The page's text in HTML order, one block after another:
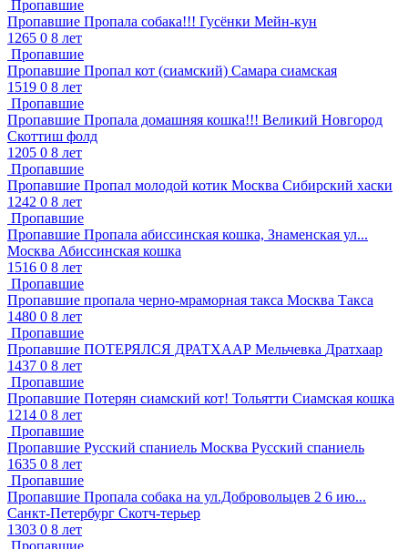
Пропавшие
Пропавшие Пропала собака!!! Гусёнки Мейн-кун
1265 0 8 лет
Пропавшие
Пропавшие Пропал кот (сиамский) Самара сиамская
1519 0 8 лет
Пропавшие
Пропавшие Пропала домашняя кошка!!! Великий Новгород
Скоттиш фолд
1205 0 8 лет
Пропавшие
Пропавшие Пропал молодой котик Москва Сибирский хаски
1242 0 8 лет
Пропавшие
Пропавшие Пропала абиссинская кошка, Знаменская ул...
Москва Абиссинская кошка
1516 0 8 лет
Пропавшие
Пропавшие пропала черно-мраморная такса Москва Такса
1480 0 8 лет
Пропавшие
Пропавшие ПОТЕРЯЛСЯ ДРАТХААР Мельчевка Дратхаар
1437 0 8 лет
Пропавшие
Пропавшие Потерян сиамский кот! Тольятти Сиамская кошка
1214 0 8 лет
Пропавшие
Пропавшие Русский спаниель Москва Русский спаниель
1635 0 8 лет
Пропавшие
Пропавшие Пропала собака на ул.Добровольцев 2 6 ию...
Санкт-Петербург Скотч-терьер
1303 0 8 лет
Пропавшие